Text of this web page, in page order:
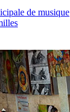
de musique